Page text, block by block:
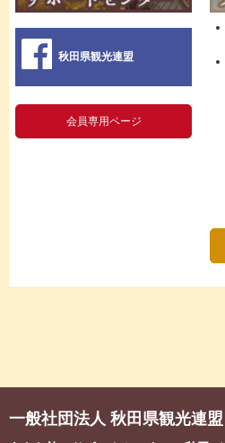
秋田県観光連盟
会員専用ページ
一般社団法人 秋田県観光連盟